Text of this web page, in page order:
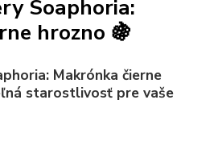
Soaphoria:
hrozno 🍇
Makrónka čierne
starostlivosť pre vaše